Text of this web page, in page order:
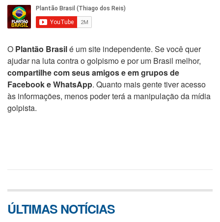
O Plantão Brasilé um site independente. Se você quer
ajudar na luta contra o golpismo e por um Brasil melhor,
compartilhe com seus amigos e em grupos de
Facebook e WhatsApp. Quanto mais gente tiver acesso
às informações, menos poder terá a manipulação da mídia
golpista.
ÚLTIMAS NOTÍCIAS